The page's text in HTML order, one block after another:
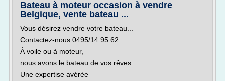
Bateau à moteur occasion à vendre
Belgique, vente bateau ...
Vous désirez vendre votre bateau...
Contactez-nous 0495/14.95.62
À voile ou à moteur,
nous avons le bateau de vos rêves
Une expertise avérée